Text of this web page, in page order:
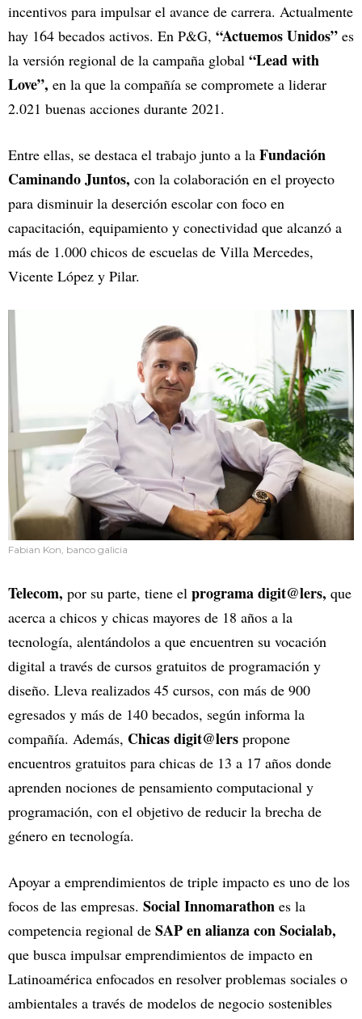
incentivos para impulsar el avance de carrera. Actualmente
hay 164 becados activos. En P&G, “Actuemos Unidos” es
la versión regional de la campaña global “Lead with
Love”, en la que la compañía se compromete a liderar
2.021 buenas acciones durante 2021.
Entre ellas, se destaca el trabajo junto a la Fundación
Caminando Juntos, con la colaboración en el proyecto
para disminuir la deserción escolar con foco en
capacitación, equipamiento y conectividad que alcanzó a
más de 1.000 chicos de escuelas de Villa Mercedes,
Vicente López y Pilar.
Fabian Kon, banco galicia
Telecom, por su parte, tiene el programa digit@lers, que
acerca a chicos y chicas mayores de 18 años a la
tecnología, alentándolos a que encuentren su vocación
digital a través de cursos gratuitos de programación y
diseño. Lleva realizados 45 cursos, con más de 900
egresados y más de 140 becados, según informa la
compañía. Además, Chicas digit@lers propone
encuentros gratuitos para chicas de 13 a 17 años donde
aprenden nociones de pensamiento computacional y
programación, con el objetivo de reducir la brecha de
género en tecnología.
Apoyar a emprendimientos de triple impacto es uno de los
focos de las empresas. Social Innomarathon es la
competencia regional de SAP en alianza con Socialab,
que busca impulsar emprendimientos de impacto en
Latinoamérica enfocados en resolver problemas sociales o
ambientales a través de modelos de negocio sostenibles